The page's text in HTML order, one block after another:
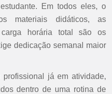
Em todos eles, o
materiais didáticos, as
horária total são os
dedicação semanal maior
já em atividade,
dentro de uma rotina de